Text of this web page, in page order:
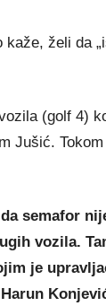
želi da
(golf 4)
Jušić.
semafor
vozila.
je